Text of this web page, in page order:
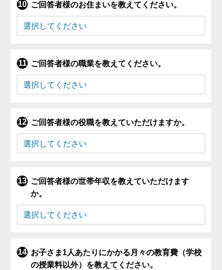
ご回答者様のお住まいを教えてください。
ご回答者様の職業を教えてください。
ご回答者様の役職を教えていただけますか。
ご回答者様の世帯年収を教えていただけます
か。
お子さま1人あたりにかかる月々の教育費（学校
の授業料以外）を教えてください。